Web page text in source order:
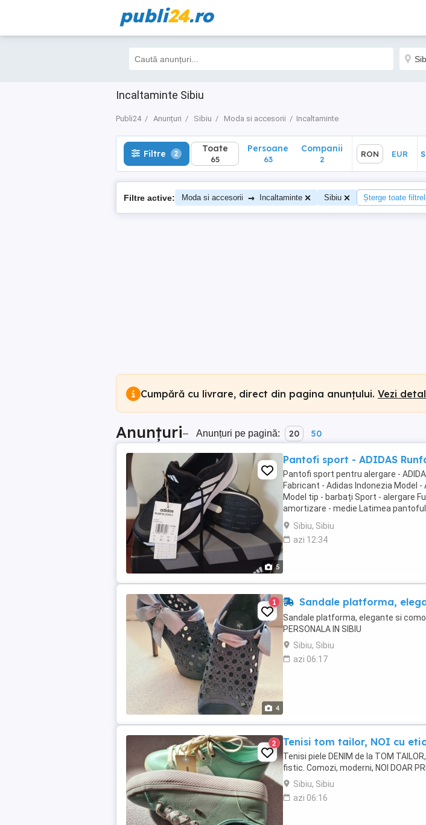
publi24.ro
Incaltaminte Sibiu
Publi24 Anunțuri Sibiu Moda si accesorii Incaltaminte
Filtre 2 Toate
65
Filtre 2 Toate
65
Persoane
63
Companii
2
RON EUR
Filtre active: Moda si accesorii → Incaltaminte Sibiu Șterge toate
Cumpără cu livrare, direct din pagina anunțului. Vezi
Anunțuri– Anunțuri pe pagină: 20 50
5
Pantofi sport - ADIDAS
Pantofi sport pentru alergare -
Fabricant - Adidas Indonezia Model
Model tip - barbați Sport - alergare
amortizare - medie Latimea
(extrem de ușori) Culoare - negru ...
Sibiu, Sibiu
azi 12:34
4
1 Sandale platforma,
Sandale platforma, elegante si
PERSONALA IN SIBIU
Sibiu, Sibiu
azi 06:17
2 Tenisi tom tailor, NOI cu
Tenisi piele DENIM de la TOM
fistic. Comozi, moderni, NOI DOAR
Sibiu, Sibiu
azi 06:16